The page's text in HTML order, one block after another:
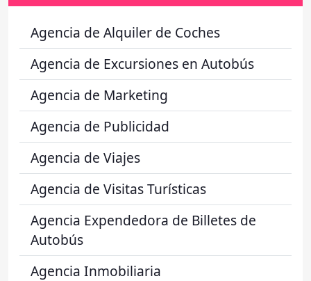
Agencia de Alquiler de Coches
Agencia de Excursiones en Autobús
Agencia de Marketing
Agencia de Publicidad
Agencia de Viajes
Agencia de Visitas Turísticas
Agencia Expendedora de Billetes de
Autobús
Agencia Inmobiliaria